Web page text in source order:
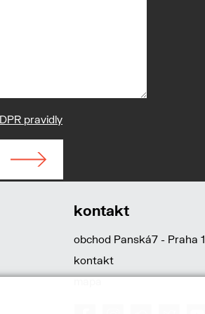
pravidly
kontakt
obchod Panská7 - Praha 1
kontakt
mapa